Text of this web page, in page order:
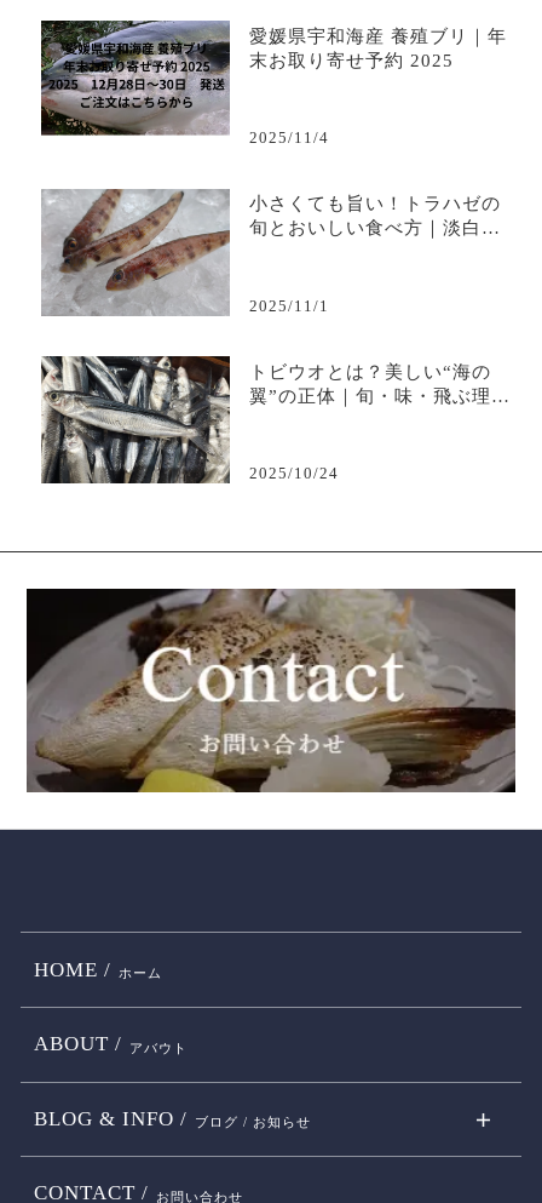
愛媛県宇和海産 養殖ブリ｜年
末お取り寄せ予約 2025
2025/11/4
小さくても旨い！トラハゼの
旬とおいしい食べ方｜淡白で
2025/11/1
トビウオとは？美しい“海の
翼”の正体｜旬・味・飛ぶ理由
2025/10/24
HOME / ホーム
ABOUT / アバウト
BLOG & INFO / ブログ / お知らせ
CONTACT / お問い合わせ